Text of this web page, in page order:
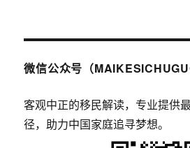
微信公众号（
客观中正的移民解读，专业提供
径，助力中国家庭追寻梦想。